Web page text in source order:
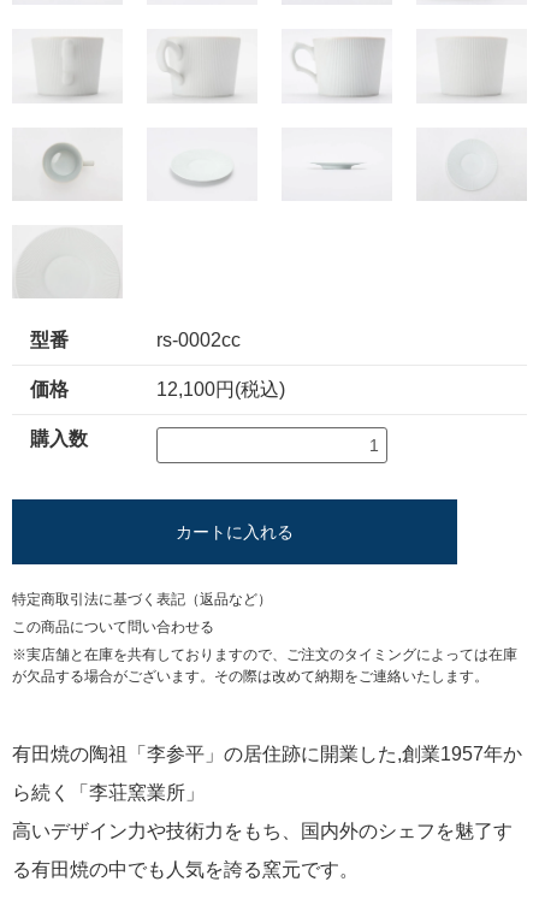
型番 rs-0002cc
価格 12,100円(税込)
購入数
カートに入れる
特定商取引法に基づく表記（返品など）
この商品について問い合わせる
※実店舗と在庫を共有しておりますので、ご注文のタイミングによっては在庫
が欠品する場合がございます。その際は改めて納期をご連絡いたします。
有田焼の陶祖「李参平」の居住跡に開業した,創業1957年か
ら続く「李荘窯業所」
高いデザイン力や技術力をもち、国内外のシェフを魅了す
る有田焼の中でも人気を誇る窯元です。